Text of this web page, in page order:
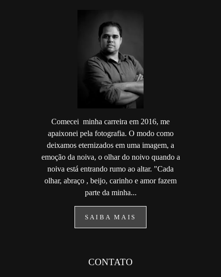
Comecei minha carreira em 2016, me
apaixonei pela fotografia. O modo como
deixamos eternizados em uma imagem, a
emoção da noiva, o olhar do noivo quando a
noiva está entrando rumo ao altar. "Cada
olhar, abraço , beijo, carinho e amor fazem
parte da minha...
SAIBA MAIS
CONTATO